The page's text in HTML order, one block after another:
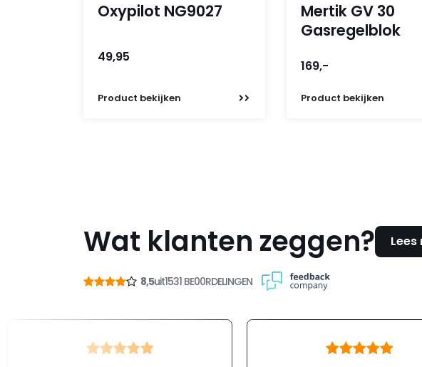
Oxypilot NG9027
49,95
Product bekijken
Mertik GV 30
Gasregelblok
169,-
Product bekijken
Wat klanten zeggen?
8,5uit1531 BE00RDELINGEN